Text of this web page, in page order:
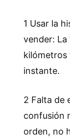
1 Usar la
vender: La
kilómetros
instante.
2 Falta de
confusión
orden, no